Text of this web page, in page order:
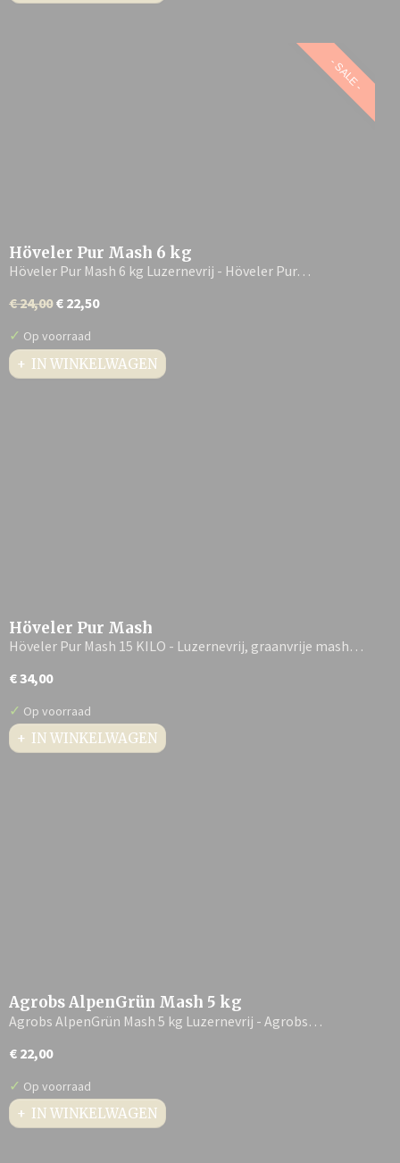
- SALE -
Höveler Pur Mash 6 kg
Höveler Pur Mash 6 kg Luzernevrij - Höveler Pur…
€ 24,00 € 22,50
✓ Op voorraad
IN WINKELWAGEN
Höveler Pur Mash
Höveler Pur Mash 15 KILO - Luzernevrij, graanvrije mash…
€ 34,00
✓ Op voorraad
IN WINKELWAGEN
Agrobs AlpenGrün Mash 5 kg
Agrobs AlpenGrün Mash 5 kg Luzernevrij - Agrobs…
€ 22,00
✓ Op voorraad
IN WINKELWAGEN